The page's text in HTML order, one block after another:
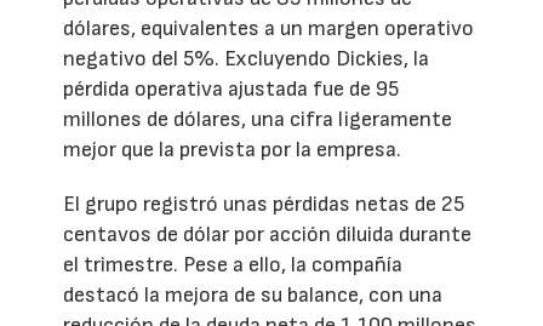
dólares, equivalentes a un margen operativo
negativo del 5%. Excluyendo Dickies, la
pérdida operativa ajustada fue de 95
millones de dólares, una cifra ligeramente
mejor que la prevista por la empresa.
El grupo registró unas pérdidas netas de 25
centavos de dólar por acción diluida durante
el trimestre. Pese a ello, la compañía
destacó la mejora de su balance, con una